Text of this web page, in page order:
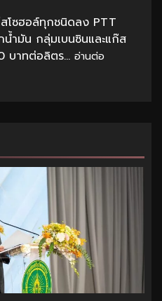
โซฮอล์ทุกชนิดลง PTT
ำมัน กลุ่มเบนซินและแก๊ส
บาทต่อลิตร... อ่านต่อ